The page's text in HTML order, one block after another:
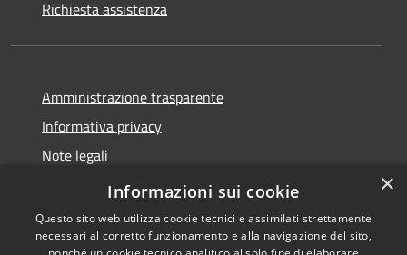
Richiesta assistenza
Amministrazione trasparente
Informativa privacy
Note legali
Dichiarazione di accessibilità
×
Informazioni sui cookie
Questo sito web utilizza cookie tecnici e assimilati strettamente
necessari al corretto funzionamento e alla navigazione del sito,